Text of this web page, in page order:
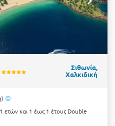
Σιθωνία,
Χαλκιδική
ετών και 1 έως 1 έτους Double